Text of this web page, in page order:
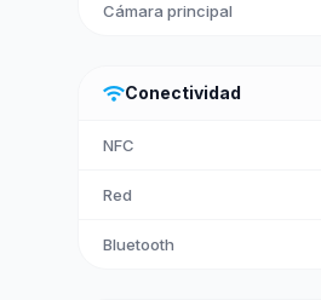
Cámara principal
wifiConectividad
NFC
Red
Bluetooth